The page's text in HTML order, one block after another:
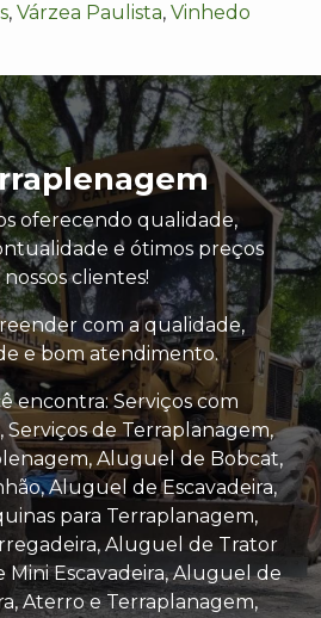
, Várzea Paulista, Vinhedo
oferecendo qualidade,
e ótimos preços
clientes!
com a qualidade,
e bom atendimento.
encontra: Serviços com
Serviços de Terraplanagem,
Aluguel de Bobcat,
Aluguel de Escavadeira,
para Terraplanagem,
Aluguel de Trator
Mini Escavadeira, Aluguel de
Aterro e Terraplanagem,